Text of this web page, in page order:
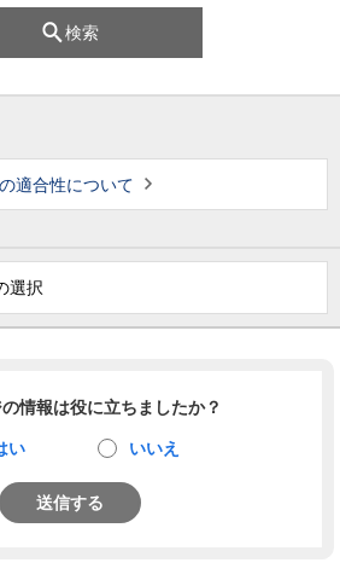
検索
適合性について
選択
情報は役に立ちましたか？
い いいえ
送信する